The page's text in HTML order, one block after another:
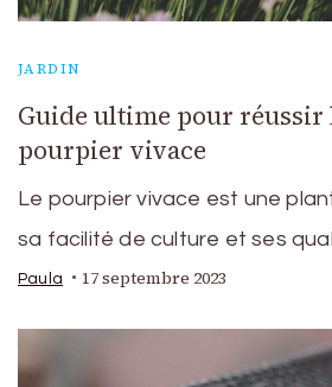
JARDIN
Guide ultime pour réussir
pourpier vivace
Le pourpier vivace est une
sa facilité de culture et ses
Paula 17 septembre 2023